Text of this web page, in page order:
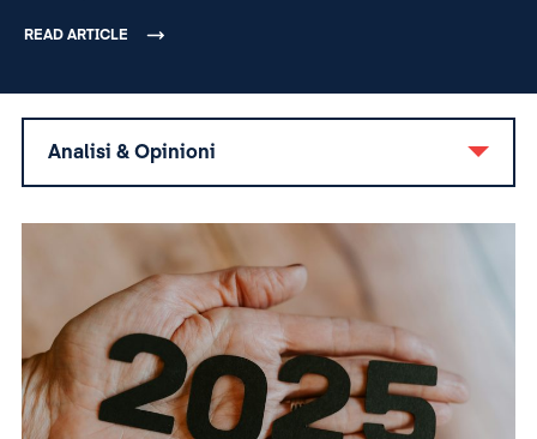
READ ARTICLE
Analisi & Opinioni